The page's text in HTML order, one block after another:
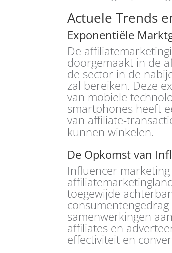
Actuele Trends
Exponentiële
De
doorgemaakt in de
de sector in de
zal bereiken. Deze
van mobiele
smartphones heeft
van affiliate-
kunnen winkelen.
De Opkomst van
Influencer
toegewijde
samenwerkingen
affiliates en
effectiviteit en